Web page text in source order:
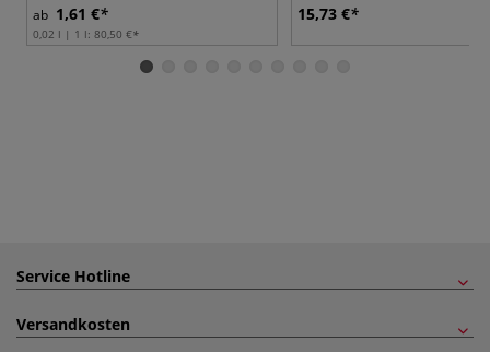
ab 1,61 €
0,02 l | 1 l: 80,50 €
15,73 €
Service Hotline
Versandkosten